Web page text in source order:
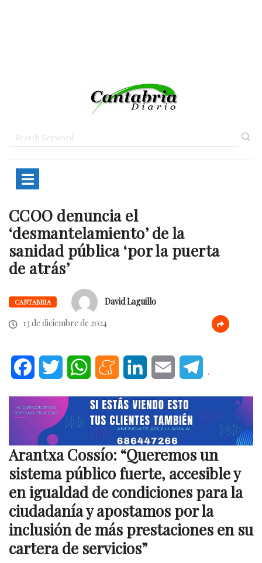
Home Cantabria CCOO denuncia el…
CCOO denuncia el
‘desmantelamiento’ de la
sanidad pública ‘por la puerta
de atrás’
CANTABRIA
David Laguillo
13 de diciembre de 2024
FacebookTwitter WhatsAppMeneameLinkedInEmail .
Arantxa Cossío: “Queremos un
sistema público fuerte, accesible y
en igualdad de condiciones para la
ciudadanía y apostamos por la
inclusión de más prestaciones en su
cartera de servicios”